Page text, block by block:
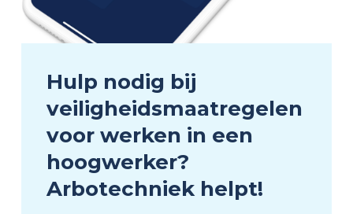
Hulp nodig bij
veiligheidsmaatregelen
voor werken in een
hoogwerker?
Arbotechniek helpt!